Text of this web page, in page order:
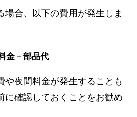
場合、以下の費用が発生しま
金＋ 部品代
や夜間料金が発生することも
に確認しておくことをお勧め